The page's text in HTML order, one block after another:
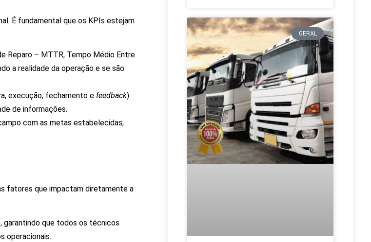
É fundamental que os KPIs estejam
Reparo – MTTR, Tempo Médio Entre
a realidade da operação e se são
execução, fechamento e feedback)
de informações.
com as metas estabelecidas,
fatores que impactam diretamente a
garantindo que todos os técnicos
operacionais.
GERAL